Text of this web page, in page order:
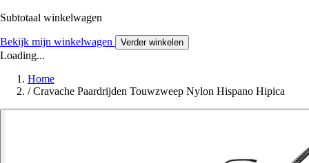
Subtotaal winkelwagen
Bekijk mijn winkelwagen Verder winkelen
Loading...
Home
/ Cravache Paardrijden Touwzweep Nylon Hispano Hipica